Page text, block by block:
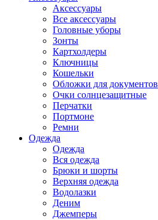
Аксессуары
Все аксессуары
Головные уборы
Зонты
Картхолдеры
Ключницы
Кошельки
Обложки для документов
Очки солнцезащитные
Перчатки
Портмоне
Ремни
Одежда
Одежда
Вся одежда
Брюки и шорты
Верхняя одежда
Водолазки
Деним
Джемперы